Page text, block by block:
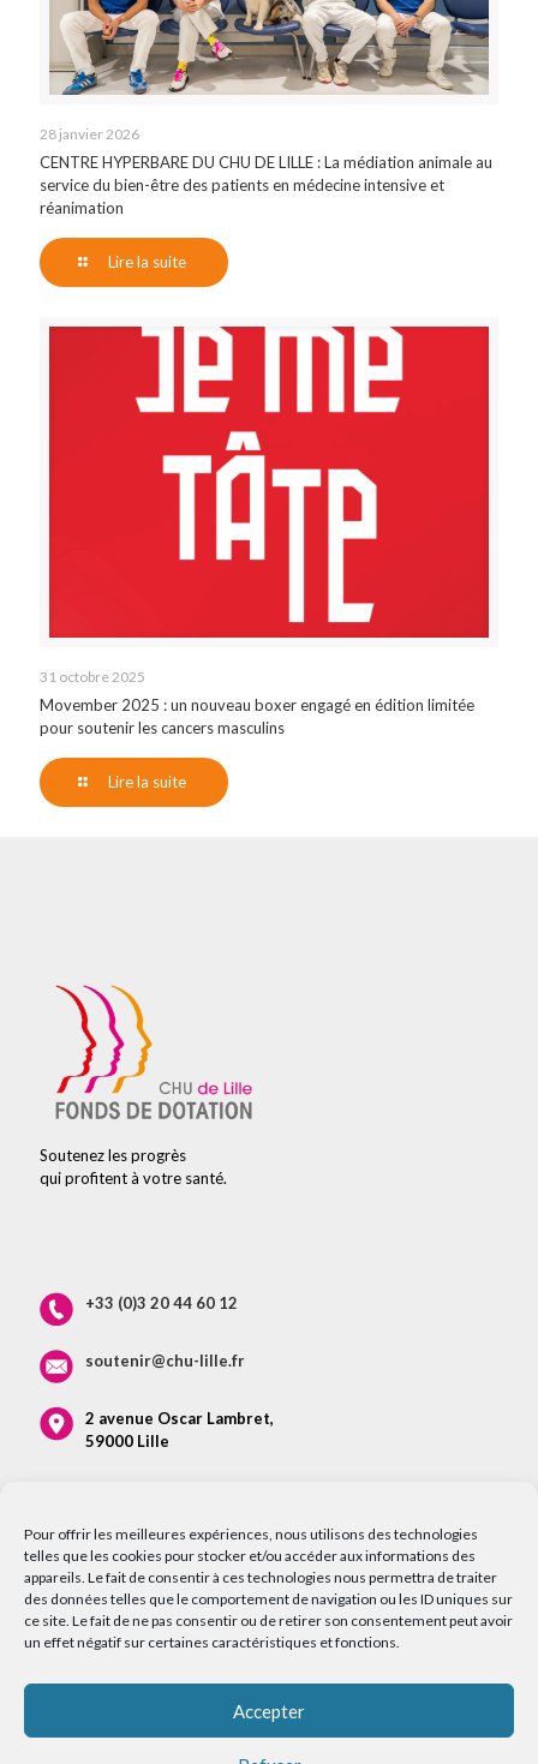
Pour offrir les meilleures expériences, nous utilisons des technologies
telles que les cookies pour stocker et/ou accéder aux informations des
appareils. Le fait de consentir à ces technologies nous permettra de traiter
des données telles que le comportement de navigation ou les ID uniques sur
ce site. Le fait de ne pas consentir ou de retirer son consentement peut avoir
un effet négatif sur certaines caractéristiques et fonctions.
Accepter
28 janvier 2026
CENTRE HYPERBARE DU CHU DE LILLE : La médiation animale au
service du bien-être des patients en médecine intensive et
réanimation
Lire la suite
31 octobre 2025
Movember 2025 : un nouveau boxer engagé en édition limitée
pour soutenir les cancers masculins
Lire la suite
Soutenez les progrès
qui profitent à votre santé.
+33 (0)3 20 44 60 12
soutenir@chu-lille.fr
2 avenue Oscar Lambret,
59000 Lille